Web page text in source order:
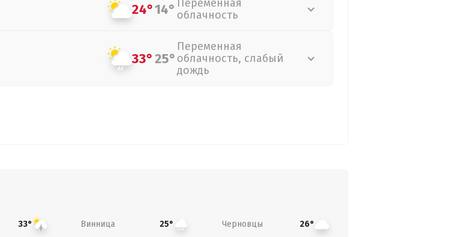
24°14° Переменная
облачность
33°25°
Переменная
облачность, слабый
дождь
33° Винница 25° Черновцы 26°